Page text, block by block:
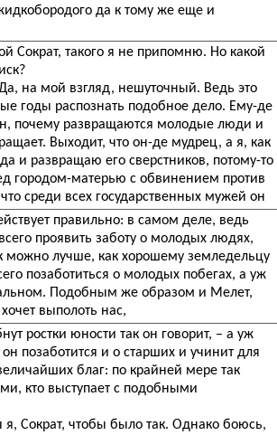
да к тому же еще и
Сократ, такого я не припомню. Но какой
на мой взгляд, нешуточный. Ведь это
годы распознать подобное дело. Ему-де
почему развращаются молодые люди и
Выходит, что он-де мудрец, а я, как
и развращаю его сверстников, потому-то
городом-матерью с обвинением против
среди всех государственных мужей он
правильно: в самом деле, ведь
проявить заботу о молодых людях,
можно лучше, как хорошему земледельцу
позаботиться о молодых побегах, а уж
Подобным же образом и Мелет,
выполоть нас,
ростки юности так он говорит, – а уж
он позаботится и о старших и учинит для
благ: по крайней мере так
кто выступает с подобными
я, Сократ, чтобы было так. Однако боюсь,